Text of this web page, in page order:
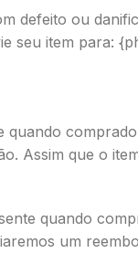
defeito ou
seu item para:
quando
Assim que o
quando
um